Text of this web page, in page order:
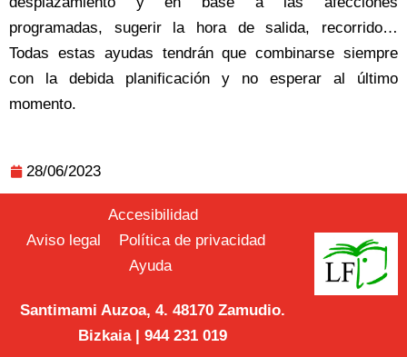
programadas, sugerir la hora de salida, recorrido…
Todas estas ayudas tendrán que combinarse siempre
con la debida planificación y no esperar al último
momento.
28/06/2023
Accesibilidad
Aviso legal
Política de privacidad
Ayuda
Santimami Auzoa, 4. 48170 Zamudio.
Bizkaia | 944 231 019